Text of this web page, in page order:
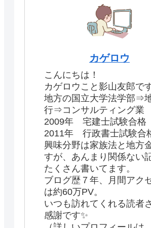
カゲロウ
こんにちは！
カゲロウこと影山友郎です
地方の国立大学法学部⇒
行⇒コンサルティング業
2009年 宅建士試験合格
2011年 行政書士試験合
興味分野は家族法と地方
すが、あんまり関係ない
たくさん書いてます。
ブログ歴７年、月間アク
は約60万PV。
いつも訪れてくれる読者
感謝です✨